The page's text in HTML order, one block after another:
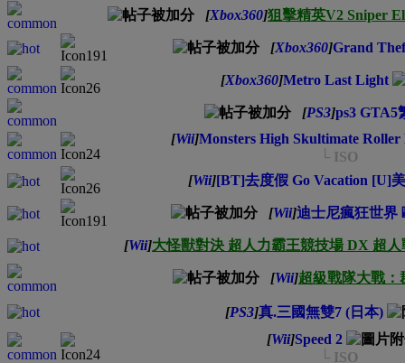
[Xbox360]狙擊精英V2 Sniper
[Xbox360]Grand
[Xbox360]Metro Last Light
[PS3]ps3 GTA5
[Wii]Monsters High Skultimate Roller
└ ISO
[Wii][BT]去度假 Go Vacation [U]
[Wii]迪士尼瘋狂世界
[Wii]大怪獸對決 超人力霸王競技場 DX 超
[Wii]超級戰隊大戰：
[PS3]真.三國無雙7 (日本)
[Wii]Speed 2
└ ISO